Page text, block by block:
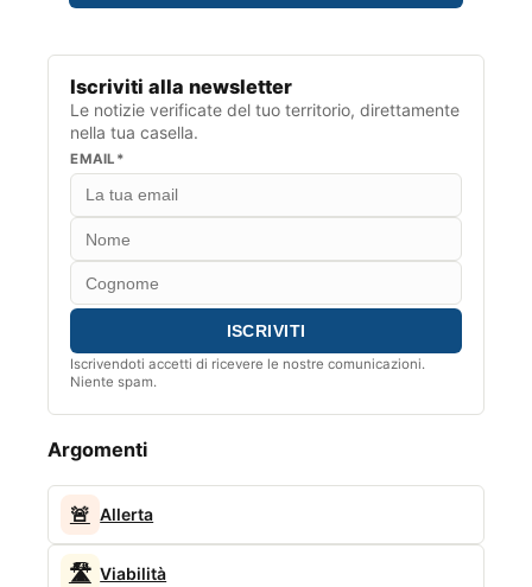
Iscriviti alla newsletter
Le notizie verificate del tuo territorio, direttamente
nella tua casella.
EMAIL*
Iscrivendoti accetti di ricevere le nostre comunicazioni.
Niente spam.
Argomenti
🚨 Allerta
🛣️ Viabilità